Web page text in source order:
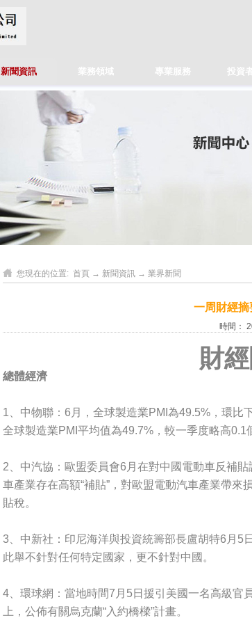
新聞資訊 業務領域 專業服務 投資
您現在的位置: 首頁 → 新聞資訊 → 業界新聞
一周財經
時間：
財
總體經濟
1、中物聯：6月，全球製造業PMI為49.5%，環比
全球製造業PMI平均值為49.7%，較一季度略高0.1
2、中汽協：歐盟委員會6月在對中國電動車反補
車產業存在高額“補貼”，對歐盟電動汽車產業帶
貼稅。
3、中新社：印尼海洋與投資統籌部長盧胡特6月5
此舉不針對任何特定國家，更不針對中國。
4、環球網：當地時間7月5日援引美國一名高級官
上，公佈有關烏克蘭“入約橋樑”計畫。